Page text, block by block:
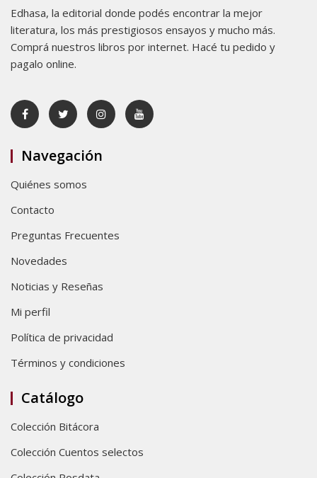
Edhasa, la editorial donde podés encontrar la mejor
literatura, los más prestigiosos ensayos y mucho más.
Comprá nuestros libros por internet. Hacé tu pedido y
pagalo online.
Navegación
Quiénes somos
Contacto
Preguntas Frecuentes
Novedades
Noticias y Reseñas
Mi perfil
Política de privacidad
Términos y condiciones
Catálogo
Colección Bitácora
Colección Cuentos selectos